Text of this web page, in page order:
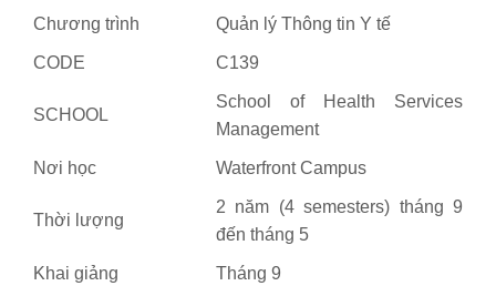
Chương trình Quản lý Thông tin Y tế
CODE C139
SCHOOL
School of Health Services
Management
Nơi học Waterfront Campus
Thời lượng
2 năm (4 semesters) tháng 9
đến tháng 5
Khai giảng Tháng 9